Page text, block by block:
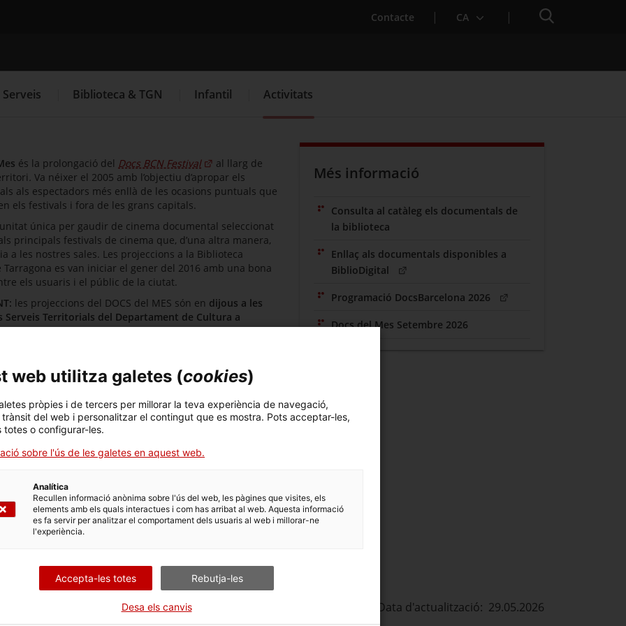
Contacte CA Cercador
Cercador
Serveis Biblioteca & TGN Infantil Activitats
és la prolongació del Docs BCN Festival
al llarg de
.Va néixer el 2005 amb l’objectiu d’apropar els
als espectadors més enllà de les ocasions puntuals que
els festivals i fora de les grans capitals.
única per gaudir de cinema documental seleccionat
principals festivals de cinema que, d’una altra manera,
a les nostres sales. Les projeccions a la Biblioteca
Tarragona es van iniciar el gener del 2016 amb una bona
els usuaris i el públic de la ciutat.
les projeccions del DOCS del MES són en dijous a les
Serveis Territorials del Departament de Cultura a
el film gratuïtament amb el carnet de biblioteca durant
els dies de la projecció a la pàgina web de la Biblioteca.
a la mateixa pantalla l’enllaç al documental i la
film.
en català, castellà i anglès.
de la Biblioteca, la informació del documental en curs.
força ampli de documentals on es poden localitzar,
Més informació
Consulta al catàleg els documentals de
la biblioteca
Enllaç als documentals disponibles a
BiblioDigital
Programació DocsBarcelona 2026
Docs del Mes Setembre 2026
Data d'actualització: 29.05.2026
web utilitza galetes (cookies)
pròpies i de tercers per millorar la teva experiència de navegació,
del web i personalitzar el contingut que es mostra. Pots acceptar-les,
totes o configurar-les.
sobre l'ús de les galetes en aquest web.
Analítica
Recullen informació anònima sobre l'ús del web, les pàgines que visites, els
elements amb els quals interactues i com has arribat al web. Aquesta informació
es fa servir per analitzar el comportament dels usuaris al web i millorar-ne
l'experiència.
Accepta-les totes Rebutja-les
Desa els canvis